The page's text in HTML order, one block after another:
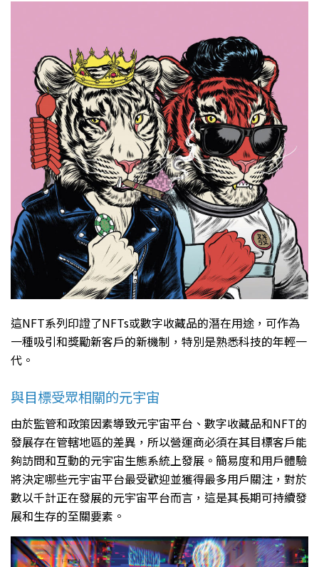
這NFT系列印證了NFTs或數字收藏品的潛在用途，可作為
一種吸引和獎勵新客戶的新機制，特別是熟悉科技的年輕一
代。
與目標受眾相關的元宇宙
由於監管和政策因素導致元宇宙平台、數字收藏品和NFT的
發展存在管轄地區的差異，所以營運商必須在其目標客戶能
夠訪問和互動的元宇宙生態系統上發展。簡易度和用戶體驗
將決定哪些元宇宙平台最受歡迎並獲得最多用戶關注，對於
數以千計正在發展的元宇宙平台而言，這是其長期可持續發
展和生存的至關要素。